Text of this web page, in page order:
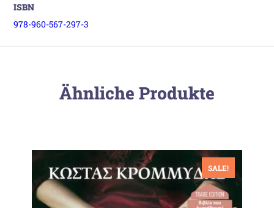
ISBN
978-960-567-297-3
Ähnliche Produkte
SALE!